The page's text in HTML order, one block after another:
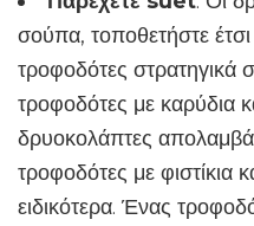
σούπα, τοποθετήστε
τροφοδότες στρατηγικά
τροφοδότες με καρύδια
δρυοκολάπτες
τροφοδότες με φιστίκια
ειδικότερα. Ένας